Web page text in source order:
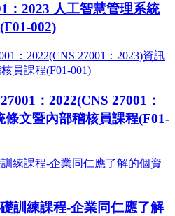
：2023 人工智慧管理系統
002)
：2022(CNS 27001：
條文暨內部稽核員課程(F01-
訓練課程-企業同仁應了解